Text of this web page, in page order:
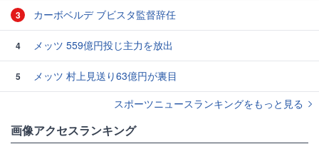
3 カーボベルデ ブビスタ監督辞任
4 メッツ 559億円投じ主力を放出
5
メッツ 村上見送り63億円が裏目
スポーツニュースランキングをもっと見る
画像アクセスランキング